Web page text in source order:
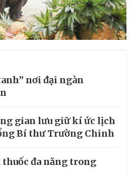
nơi đại ngàn
gian lưu giữ kí ức lịch
Bí thư Trường Chinh
thuốc đa năng trong